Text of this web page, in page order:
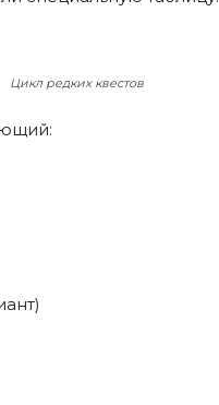
Цикл редких квестов